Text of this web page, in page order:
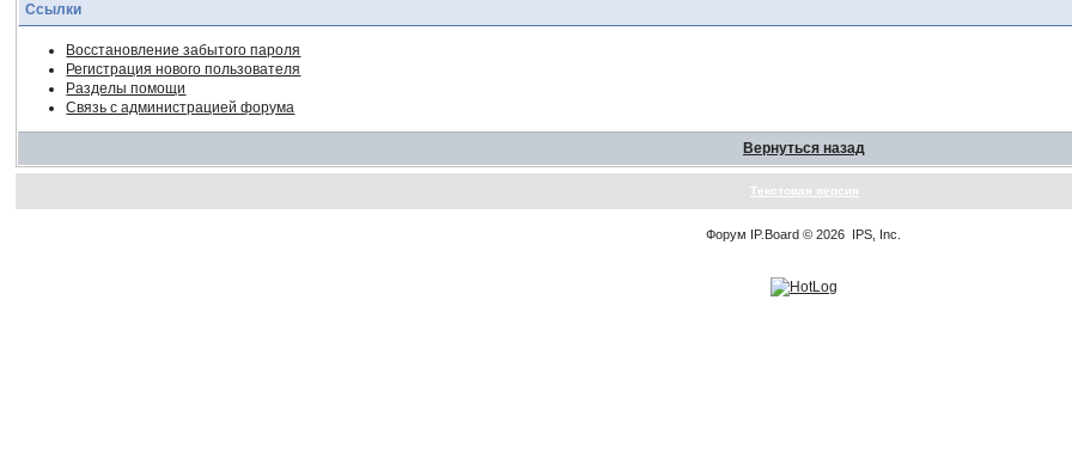
Ссылки
Восстановление забытого пароля
Регистрация нового пользователя
Разделы помощи
Связь с администрацией форума
Вернуться назад
Текстовая версия
Форум IP.Board © 2026 IPS, Inc